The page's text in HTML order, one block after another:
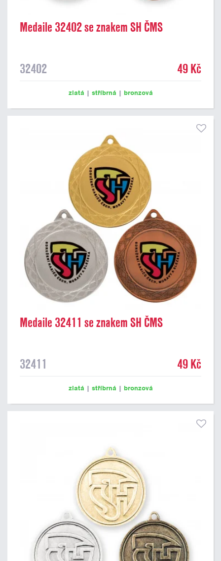
Medaile 32402 se znakem SH ČMS
32402 49 Kč
zlatá | stříbrná | bronzová
Medaile 32411 se znakem SH ČMS
32411 49 Kč
zlatá | stříbrná | bronzová